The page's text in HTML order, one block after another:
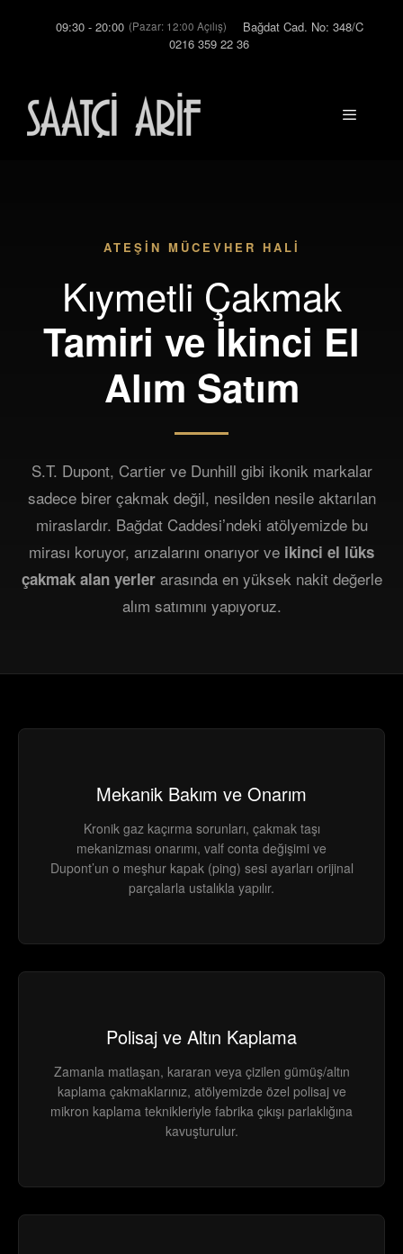
09:30 - 20:00 (Pazar: 12:00 Açılış)
Bağdat Cad. No: 348/C
0216 359 22 36
ATEŞİN MÜCEVHER HALİ
Kıymetli Çakmak
Tamiri ve İkinci El
Alım Satım
S.T. Dupont, Cartier ve Dunhill gibi ikonik markalar
sadece birer çakmak değil, nesilden nesile aktarılan
miraslardır. Bağdat Caddesi’ndeki atölyemizde bu
mirası koruyor, arızalarını onarıyor ve ikinci el lüks
çakmak alan yerlerarasında en yüksek nakit değerle
alım satımını yapıyoruz.
Mekanik Bakım ve Onarım
Kronik gaz kaçırma sorunları, çakmak taşı
mekanizması onarımı, valf conta değişimi ve
Dupont’un o meşhur kapak (ping) sesi ayarları orijinal
parçalarla ustalıkla yapılır.
Polisaj ve Altın Kaplama
Zamanla matlaşan, kararan veya çizilen gümüş/altın
kaplama çakmaklarınız, atölyemizde özel polisaj ve
mikron kaplama teknikleriyle fabrika çıkışı parlaklığına
kavuşturulur.